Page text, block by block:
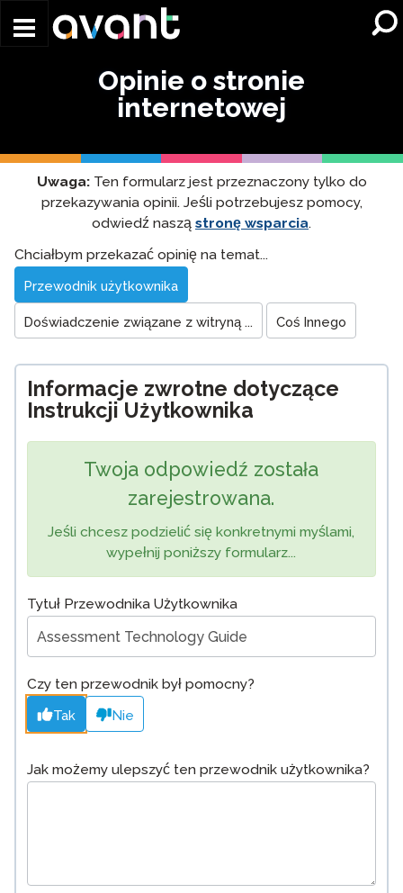
Opinie o stronie
internetowej
Uwaga:Ten formularz jest przeznaczony tylko do
przekazywania opinii. Jeśli potrzebujesz pomocy,
odwiedź naszą stronę wsparcia.
Website
Feedback
Chciałbym przekazać opinię na temat...
Przewodnik użytkownika
Doświadczenie związane z witryną ... Coś Innego
Informacje zwrotne dotyczące
Instrukcji Użytkownika
Twoja odpowiedź została
zarejestrowana.
Jeśli chcesz podzielić się konkretnymi myślami,
wypełnij poniższy formularz...
Tytuł Przewodnika Użytkownika
Czy ten przewodnik był pomocny?
Tak Nie
Jak możemy ulepszyć ten przewodnik użytkownika?